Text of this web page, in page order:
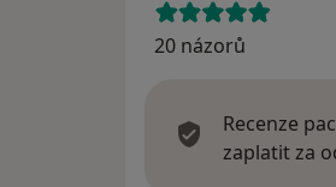
20 názorů
Recenze
zaplatit za